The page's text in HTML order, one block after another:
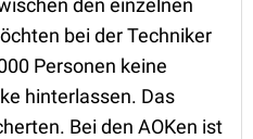
den einzelnen
bei der Techniker
Personen keine
hinterlassen. Das
Bei den AOKen ist